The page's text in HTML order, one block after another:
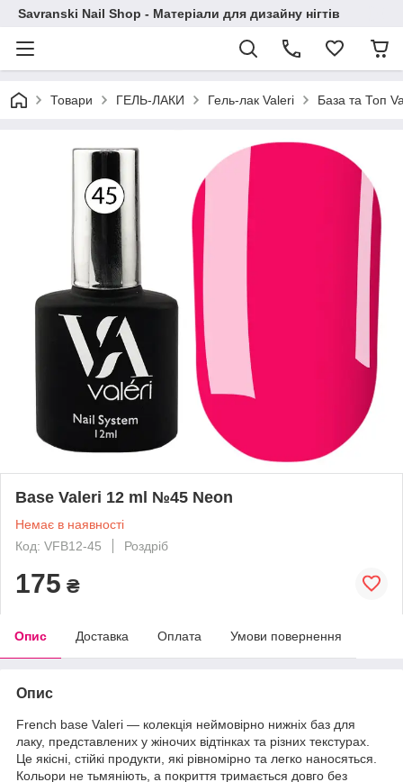
Savranski Nail Shop - Матеріали для дизайну нігтів
Товари ГЕЛЬ-ЛАКИ Гель-лак Valeri База та Топ
Base Valeri 12 ml №45 Neon
Немає в наявності
Код: VFB12-45
Роздріб
175 ₴
Опис Доставка Оплата Умови повернення
Опис
French base Valeri — колекція неймовірно нижніх баз для
лаку, представлених у жіночих відтінках та різних текстурах.
Це якісні, стійкі продукти, які рівномірно та легко наносяться.
Кольори не тьмяніють, а покриття тримається довго без